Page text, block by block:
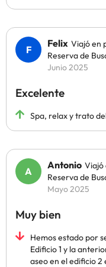
Felix Viajó en
Reserva de
Junio 2025
Excelente
Spa, relax y trato
Antonio Viajó
Reserva de
Mayo 2025
Muy bien
Hemos estado por
Edificio 1 y la
aseo en el edificio 2